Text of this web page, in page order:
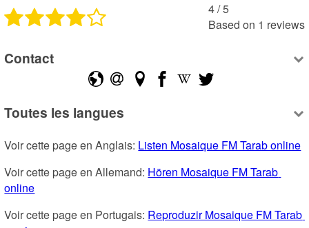
4 /5
Based on 1 reviews
Contact
Toutes les langues
Voir cette page en Anglais: Listen Mosaique FM Tarab online
Voir cette page en Allemand: Hören Mosaique FM Tarab
online
Voir cette page en Portugais: Reproduzir Mosaique FM Tarab